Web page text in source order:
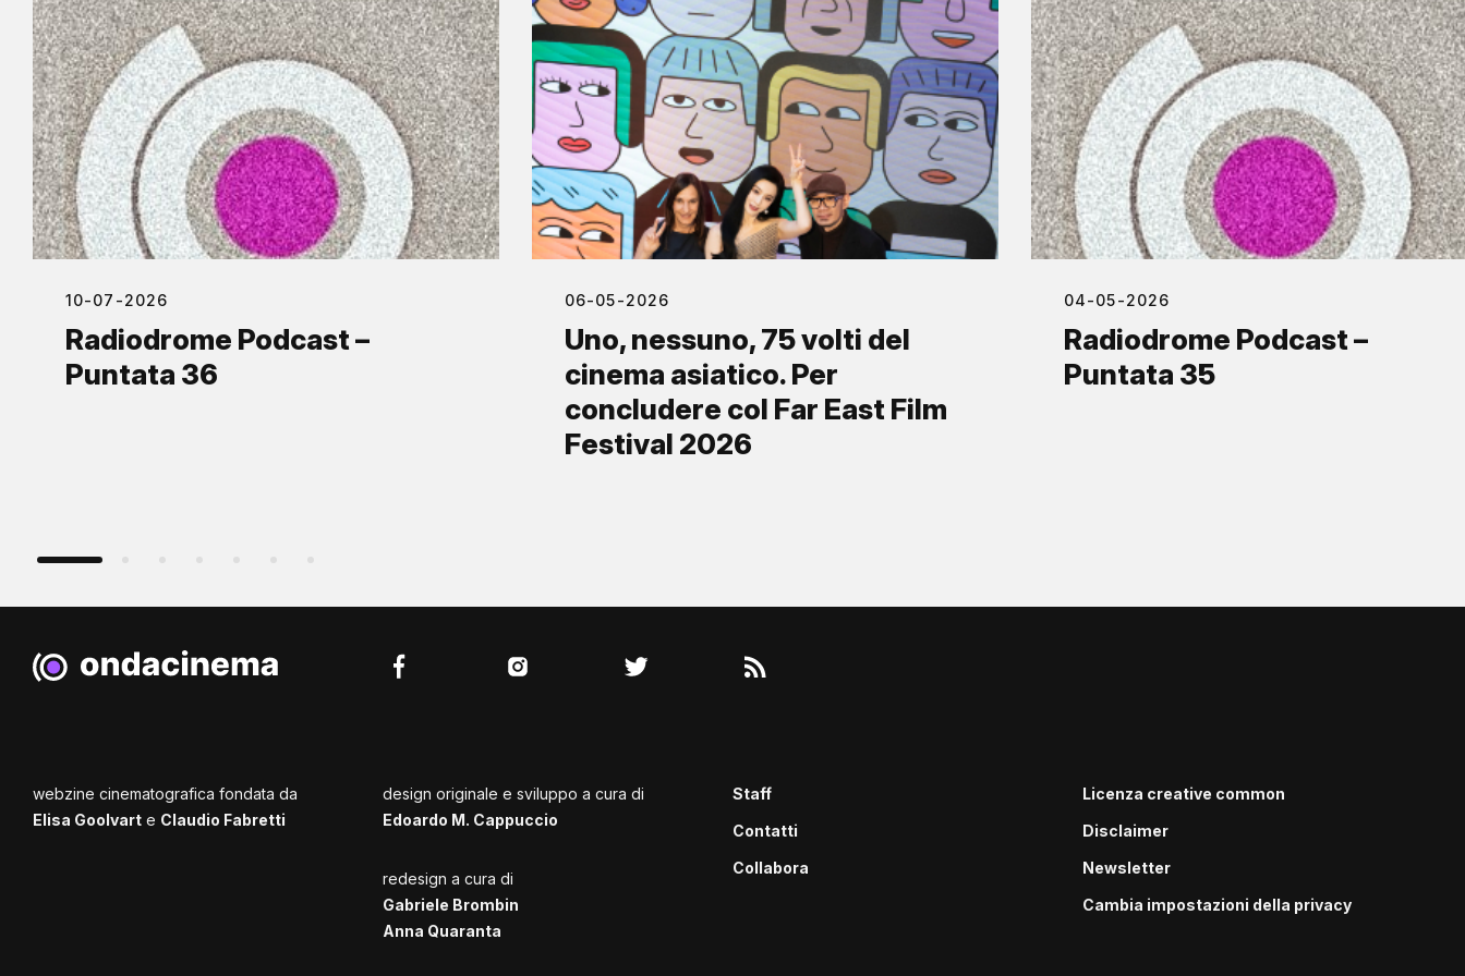
10-07-2026
Radiodrome Podcast –
Puntata 36
06-05-2026
Uno, nessuno, 75 volti del
cinema asiatico. Per
concludere col Far East Film
Festival 2026
04-05-2026
Radiodrome Podcast –
Puntata 35
webzine cinematografica fondata da
Elisa Goolvart e Claudio Fabretti
design originale e sviluppo a cura di
Edoardo M. Cappuccio
redesign a cura di
Gabriele Brombin
Anna Quaranta
Staff
Contatti
Collabora
Licenza creative common
Disclaimer
Newsletter
Cambia impostazioni della privacy